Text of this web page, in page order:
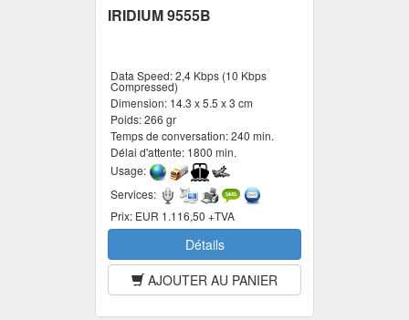
IRIDIUM 9555B
Data Speed:2,4 Kbps (10 Kbps
Compressed)
Dimension: 14.3 x 5.5 x 3 cm
Poids:266 gr
Temps de conversation:240 min.
Délai d'attente: 1800 min.
Usage:
Services:
Prix: EUR 1.116,50 +TVA
Détails
AJOUTER AU PANIER